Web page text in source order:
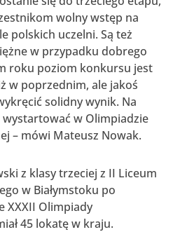
wolny wstęp na
polskich uczelni. Są też
w przypadku dobrego
roku poziom konkursu jest
w poprzednim, ale jakoś
solidny wynik. Na
w Olimpiadzie
– mówi Mateusz Nowak.
z klasy trzeciej z II Liceum
w Białymstoku po
XXXII Olimpiady
45 lokatę w kraju.